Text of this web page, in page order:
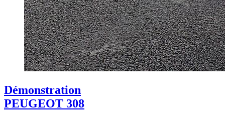
Démonstration
PEUGEOT 308